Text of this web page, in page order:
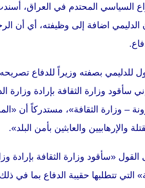
السياسي المحتدم في العراق،
الدليمي اضافة إلى وظيفته، أي أن
للدليمي بصفته وزيراً للدفاع
سأقود وزارة الثقافة بإرادة وزارة
– وزارة الثقافة»، مستدركاً أن
والإرهابيين والعابثين بأمن البلد».
القول «سأقود وزارة الثقافة بإرادة
التي تتطلبها حقيبة الدفاع بما في